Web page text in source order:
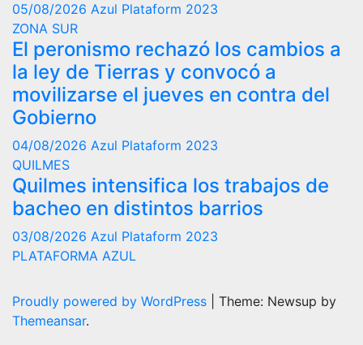
05/08/2026 Azul Plataform 2023
ZONA SUR
El peronismo rechazó los cambios a
la ley de Tierras y convocó a
movilizarse el jueves en contra del
Gobierno
04/08/2026 Azul Plataform 2023
QUILMES
Quilmes intensifica los trabajos de
bacheo en distintos barrios
03/08/2026 Azul Plataform 2023
PLATAFORMA AZUL
Proudly powered by WordPress
Theme: Newsup by
Themeansar.